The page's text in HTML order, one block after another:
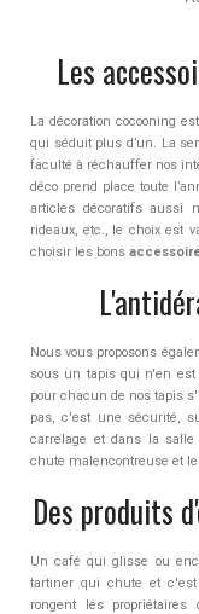
Les
La décoration cocooning
qui séduit plus d’un. La
faculté à réchauffer nos
déco prend place toute
articles décoratifs aussi
rideaux, etc., le choix est
choisir les bons
Nous vous proposons
sous un tapis qui n'en est
pour chacun de nos tapis
pas, c'est une sécurité,
carrelage et dans la
chute malencontreuse et
Des produits
Un café qui glisse ou
tartiner qui chute et
rongent les